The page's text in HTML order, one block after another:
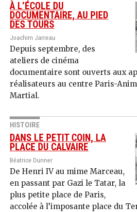
À L’ÉCOLE DU
DOCUMENTAIRE, AU PIED
DES TOURS
Joachim Jarreau
Depuis septembre, des
ateliers de cinéma
documentaire sont ouverts aux
réalisateurs au centre Paris-
Martial.
HISTOIRE
DANS LE PETIT COIN, LA
PLACE DU CALVAIRE
Béatrice Dunner
De Henri IV au mime Marceau,
en passant par Gazi le Tatar, la
plus petite place de Paris,
accolée à l’imposante place du